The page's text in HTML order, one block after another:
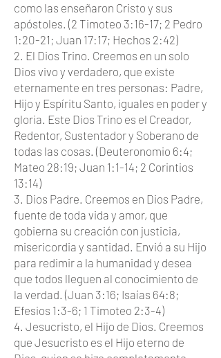
como las enseñaron Cristo y sus
apóstoles. (2 Timoteo 3:16-17; 2 Pedro
1:20-21; Juan 17:17; Hechos 2:42)
2. El Dios Trino. Creemos en un solo
Dios vivo y verdadero, que existe
eternamente en tres personas: Padre,
Hijo y Espíritu Santo, iguales en poder y
gloria. Este Dios Trino es el Creador,
Redentor, Sustentador y Soberano de
todas las cosas. (Deuteronomio 6:4;
Mateo 28:19; Juan 1:1-14; 2 Corintios
13:14)
3. Dios Padre. Creemos en Dios Padre,
fuente de toda vida y amor, que
gobierna su creación con justicia,
misericordia y santidad. Envió a su Hijo
para redimir a la humanidad y desea
que todos lleguen al conocimiento de
la verdad. (Juan 3:16; Isaías 64:8;
Efesios 1:3-6; 1 Timoteo 2:3-4)
4. Jesucristo, el Hijo de Dios. Creemos
que Jesucristo es el Hijo eterno de